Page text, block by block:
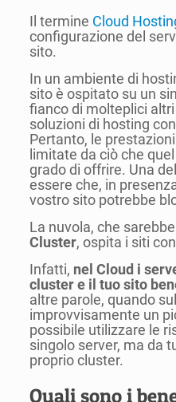
Il termine Cloud
configurazione del
sito.
In un ambiente di
sito è ospitato su un
fianco di molteplici
soluzioni di hosting
Pertanto, le
limitate da ciò che
grado di offrire. Una
essere che, in
vostro sito potrebbe
La nuvola, che
Cluster, ospita i siti
Infatti, nel Cloud i
cluster e il tuo sito
altre parole, quando
improvvisamente un
possibile utilizzare le
singolo server, ma da
proprio cluster.
Quali sono i